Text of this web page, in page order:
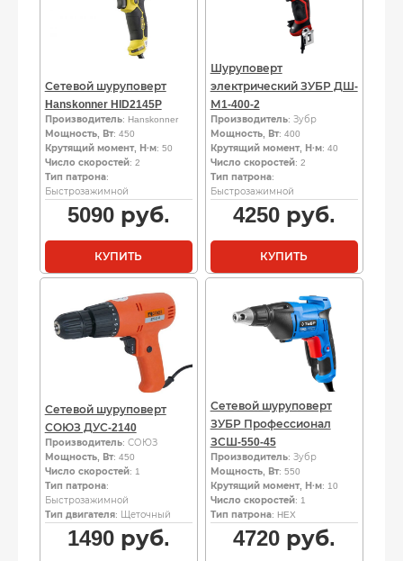
Сетевой шуруповерт
Hanskonner HID2145P
Производитель: Hanskonner
Мощность, Вт: 450
Крутящий момент, Н·м: 50
Число скоростей: 2
Тип патрона:
Быстрозажимной
5090руб.
КУПИТЬ
Шуруповерт
электрический ЗУБР ДШ-
М1-400-2
Производитель: Зубр
Мощность, Вт: 400
Крутящий момент, Н·м: 40
Число скоростей: 2
Тип патрона:
Быстрозажимной
4250руб.
КУПИТЬ
Сетевой шуруповерт
СОЮЗ ДУС-2140
Производитель: СОЮЗ
Мощность, Вт: 450
Число скоростей: 1
Тип патрона:
Быстрозажимной
Тип двигателя: Щеточный
1490руб.
Сетевой шуруповерт
ЗУБР Профессионал
ЗСШ-550-45
Производитель: Зубр
Мощность, Вт: 550
Крутящий момент, Н·м: 10
Число скоростей: 1
Тип патрона: HEX
4720руб.